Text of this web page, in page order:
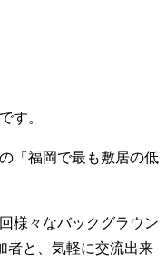
す。
「福岡で最も敷居の低
様々なバックグラウン
者と、気軽に交流出来